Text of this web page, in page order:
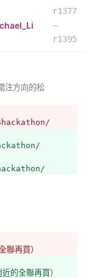
r1377
–
r1395
注方向的松
再買）
的全聯再買）